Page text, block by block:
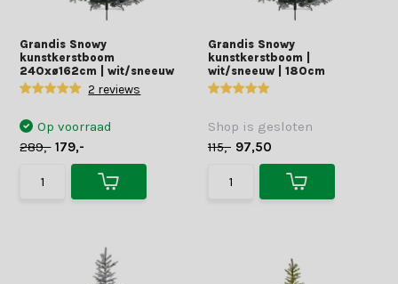
Grandis Snowy
kunstkerstboom
240xø162cm | wit/sneeuw
2 reviews
Op voorraad
289,- 179,-
Grandis Snowy
kunstkerstboom |
wit/sneeuw | 180cm
Shop is gesloten
115,- 97,50